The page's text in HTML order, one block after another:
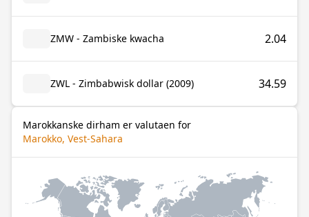
ZMW - Zambiske kwacha 2.04
ZWL - Zimbabwisk dollar (2009) 34.59
Marokkanske dirham er valutaen for
Marokko, Vest-Sahara